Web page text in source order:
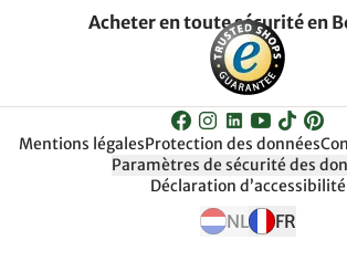
Acheter en toute sécurité en
Mentions légalesProtection des données
Paramètres de sécurité des
Déclaration d’accessibilité
NL FR